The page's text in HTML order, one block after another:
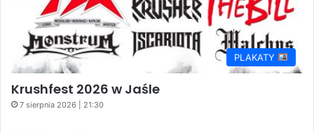
PLAKATY
Krushfest 2026 w Jaśle
7 sierpnia 2026 | 21:30